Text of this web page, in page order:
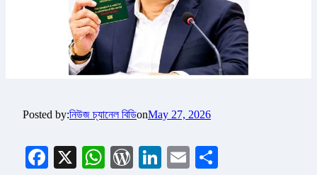
Posted by:নিউজ চ্যানেল বিডিonMay 27, 2026
Facebook
X WhatsApp
WordPress
LinkedIn
Email